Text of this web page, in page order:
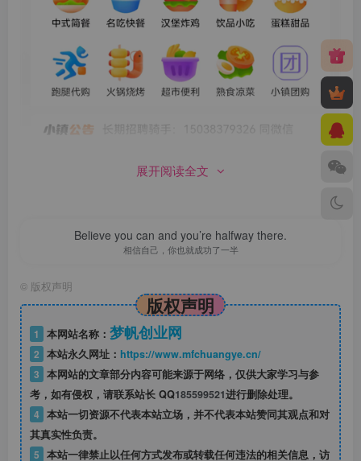
展开阅读全文
Believe you can and you’re halfway there.
相信自己，你也就成功了一半
© 版权声明
版权声明
1 本网站名称： 梦帆创业网
2 本站永久网址： https://www.mfchuangye.cn/
3 本网站的文章部分内容可能来源于网络，仅供大家学习与参
考，如有侵权，请联系站长 QQ185599521进行删除处理。
4 本站一切资源不代表本站立场，并不代表本站赞同其观点和对
其真实性负责。
5 本站一律禁止以任何方式发布或转载任何违法的相关信息，访